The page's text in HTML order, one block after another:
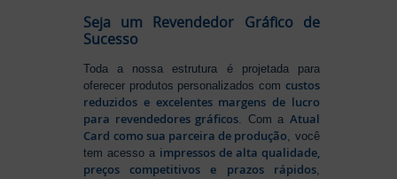
Seja um Revendedor Gráfico de
Sucesso
Toda a nossa estrutura é projetada para
oferecer produtos personalizados com custos
reduzidos e excelentes margens de lucro
para revendedores gráficos. Com a Atual
Card como sua parceira de produção, você
tem acesso a impressos de alta qualidade,
preços competitivos e prazos rápidos,